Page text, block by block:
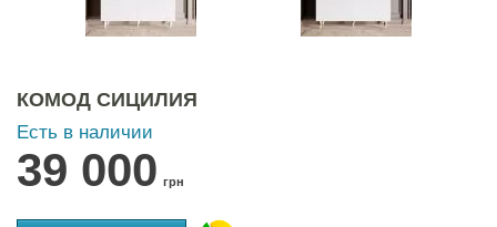
КОМОД СИЦИЛИЯ
Есть в наличии
39 000 грн